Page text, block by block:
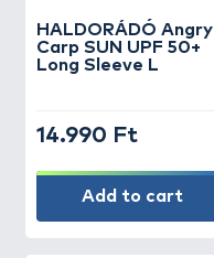
HALDORÁDÓ Angry
Carp SUN UPF 50+
Long Sleeve L
14.990 Ft
Add to cart